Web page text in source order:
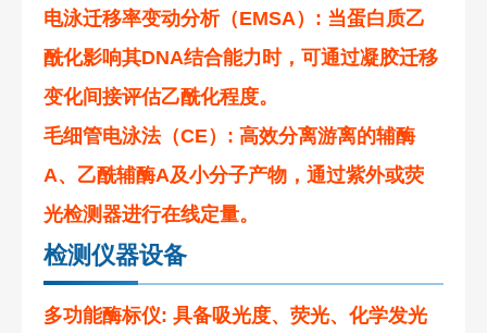
电泳迁移率变动分析（EMSA） : 当蛋白质乙
酰化影响其DNA结合能力时，可通过凝胶迁移
变化间接评估乙酰化程度。
毛细管电泳法（CE） : 高效分离游离的辅酶
A、乙酰辅酶A及小分子产物，通过紫外或荧
光检测器进行在线定量。
检测仪器设备
多功能酶标仪: 具备吸光度、荧光、化学发光